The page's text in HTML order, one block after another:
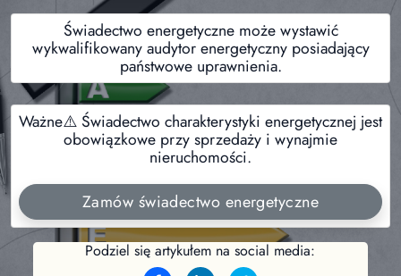
Świadectwo energetyczne może wystawić
wykwalifikowany audytor energetyczny posiadający
państwowe uprawnienia.
Ważne⚠️ Świadectwo charakterystyki energetycznej jest
obowiązkowe przy sprzedaży i wynajmie
nieruchomości.
Zamów świadectwo energetyczne
Podziel się artykułem na social media: